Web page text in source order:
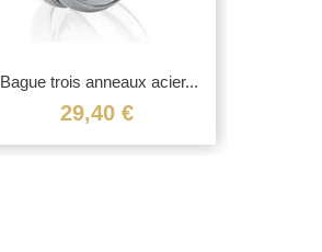
Bague trois anneaux acier...
29,40 €